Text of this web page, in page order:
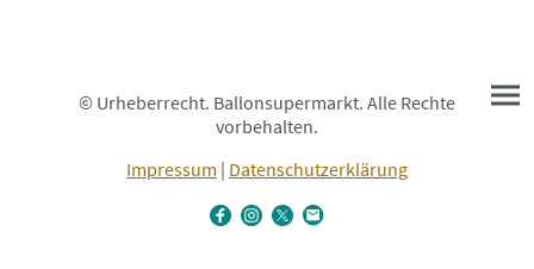
© Urheberrecht. Ballonsupermarkt. Alle Rechte
vorbehalten.
Impressum | Datenschutzerklärung